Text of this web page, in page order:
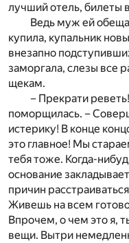
лучший отель, билеты
Ведь муж ей
купила, купальник
внезапно
заморгала, слезы все
щекам.
– Прекрати
поморщилась. –
истерику! В конце
это главное! Мы
тебя тоже. Когда-
основание
причин
Живешь на всем
Впрочем, о чем это я,
вещи. Вытри